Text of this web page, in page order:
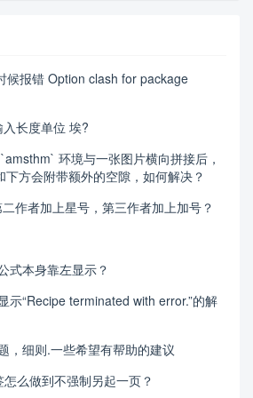
候报错 Option clash for package
长度单位 埃?
环境与一张图片横向拼接后，
方会附带额外的空隙，如何解决？
作者加上星号，第三作者加上加号？
式本身靠左显示？
示“Recipe terminated with error.”的解
，细则.一些希望有帮助的建议
么做到不强制另起一页？